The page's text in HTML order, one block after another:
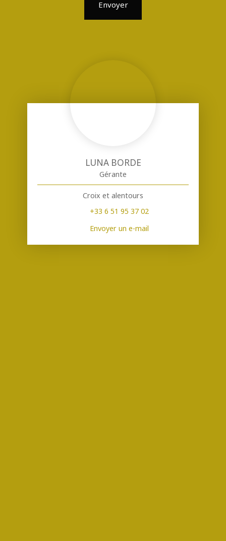
Envoyer
LUNA BORDE
Gérante
Croix et alentours
+33 6 51 95 37 02
Envoyer un e-mail